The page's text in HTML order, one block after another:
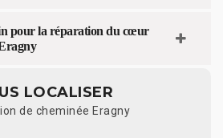
pour la réparation du cœur
LOCALISER
de cheminée Eragny